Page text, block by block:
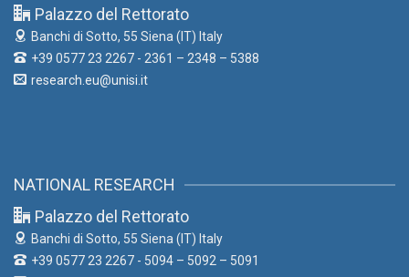
Palazzo del Rettorato
Banchi di Sotto, 55 Siena (IT) Italy
+39 0577 23 2267 - 2361 – 2348 – 5388
research.eu@unisi.it
NATIONAL RESEARCH
Palazzo del Rettorato
Banchi di Sotto, 55 Siena (IT) Italy
+39 0577 23 2267 - 5094 – 5092 – 5091